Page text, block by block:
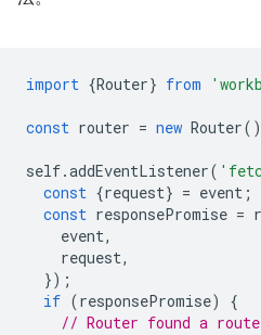
import {Router} from
const router = new Router
self.addEventListener(
const {request} = event ;
const responsePromise =
event,
request,
});
if (responsePromise)
{
// Router found a